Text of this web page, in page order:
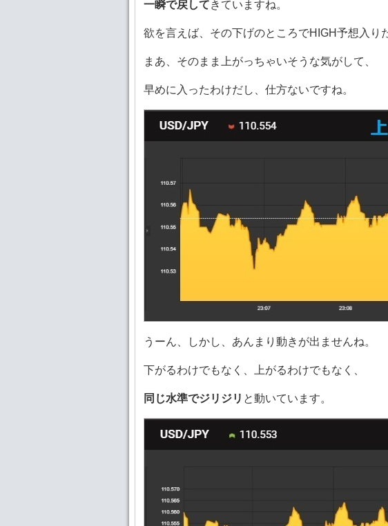
一瞬で戻してきていますね。
欲を言えば、その下げのところでHIGH予想入り
まあ、そのまま上がっちゃいそうな気がして、
早めに入ったわけだし、仕方ないですね。
うーん、しかし、あんまり動きが出ませんね。
下がるわけでもなく、上がるわけでもなく、
同じ水準でジリジリ と動いています。